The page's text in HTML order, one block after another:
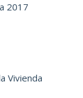
2017
Vivienda